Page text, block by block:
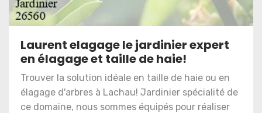
Laurent elagage le jardinier expert
en élagage et taille de haie!
Trouver la solution idéale en taille de haie ou en
élagage d'arbres à Lachau! Jardinier spécialité de
ce domaine, nous sommes équipés pour réaliser